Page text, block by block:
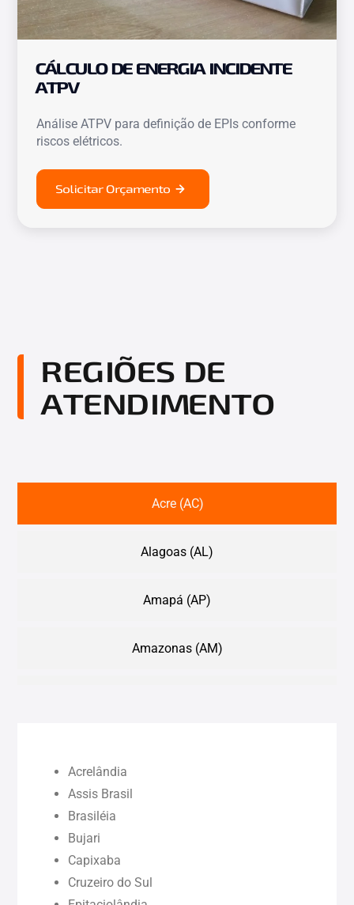
CÁLCULO DE ENERGIA INCIDENTE
ATPV
Análise ATPV para definição de EPIs conforme
riscos elétricos.
Solicitar Orçamento
REGIÕES DE
ATENDIMENTO
Acre (AC)
Alagoas (AL)
Amapá (AP)
Amazonas (AM)
Paraíba (PB)
Acrelândia
Assis Brasil
Brasiléia
Bujari
Capixaba
Cruzeiro do Sul